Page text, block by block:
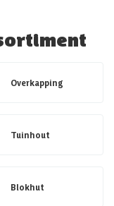
Overkapping
Tuinhout
Blokhut